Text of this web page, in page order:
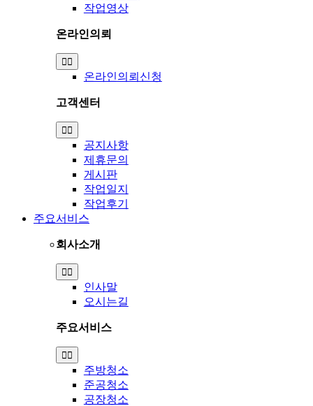
작업영상
온라인의뢰
Toggle
Navigation
온라인의뢰신청
고객센터
Toggle
Navigation
공지사항
제휴문의
게시판
작업일지
작업후기
주요서비스
회사소개
Toggle
Navigation
인사말
오시는길
주요서비스
Toggle
Navigation
주방청소
준공청소
공장청소